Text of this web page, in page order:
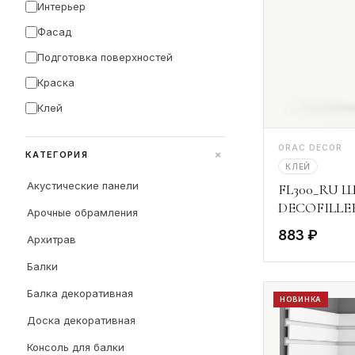
Интерьер
Фасад
Подготовка поверхностей
Краска
Клей
КАТЕГОРИЯ +
Акустические панели
Арочные обрамления
Архитрав
Балки
Балка декоративная
Доска декоративная
Консоль для балки
ORAC DECOR
КЛЕЙ
FL300_RU
883 ₽
НОВИНКА